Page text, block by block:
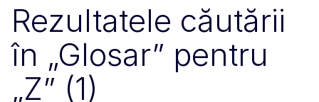
Rezultatele căutării
în „Glosar” pentru
„Z” (1)